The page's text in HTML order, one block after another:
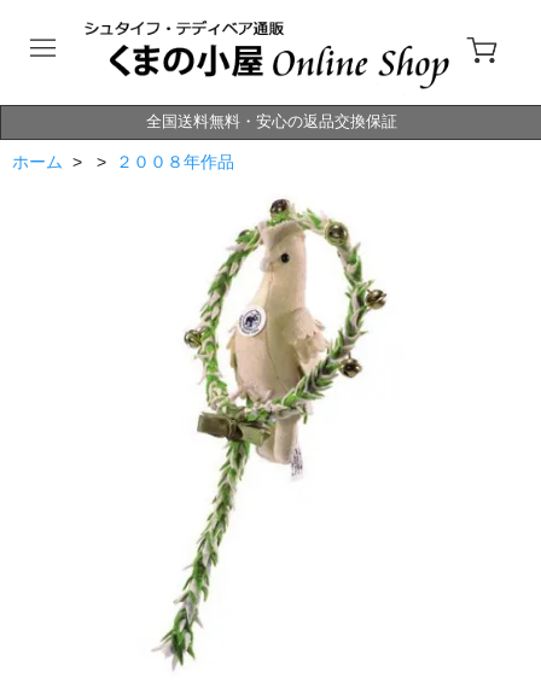
全国送料無料・安心の返品交換保証
ホーム > > ２００８年作品